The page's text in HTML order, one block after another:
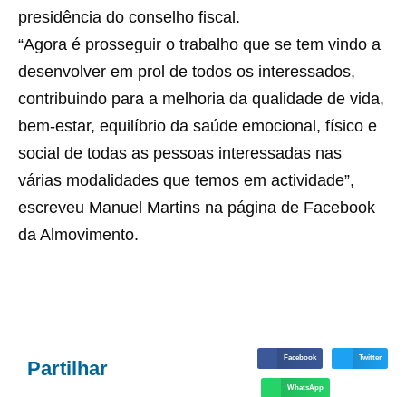
presidência do conselho fiscal.
“Agora é prosseguir o trabalho que se tem vindo a
desenvolver em prol de todos os interessados,
contribuindo para a melhoria da qualidade de vida,
bem-estar, equilíbrio da saúde emocional, físico e
social de todas as pessoas interessadas nas
várias modalidades que temos em actividade”,
escreveu Manuel Martins na página de Facebook
da Almovimento.
Partilhar Facebook Twitter
WhatsApp